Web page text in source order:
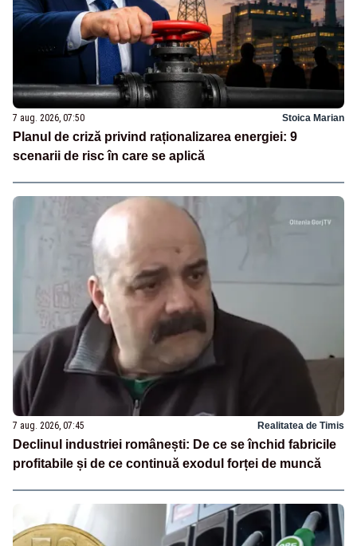
7 aug. 2026, 07:50 Stoica Marian
Planul de criză privind raționalizarea energiei: 9
scenarii de risc în care se aplică
7 aug. 2026, 07:45 Realitatea de Timis
Declinul industriei românești: De ce se închid fabricile
profitabile și de ce continuă exodul forței de muncă